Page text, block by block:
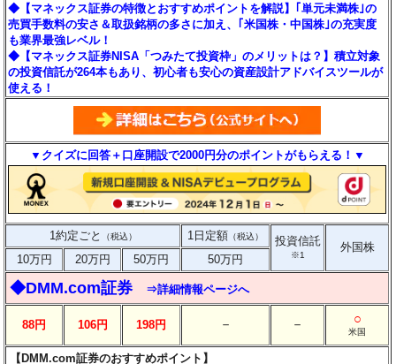
◆【マネックス証券の特徴とおすすめポイントを解説】｢単元未満株｣の
売買手数料の安さ＆取扱銘柄の多さに加え、｢米国株・中国株｣の充実度
も業界最強レベル！
◆【マネックス証券NISA「つみたて投資枠」のメリットは？】積立対象
の投資信託が264本もあり、初心者も安心の資産設計アドバイスツールが
使える！
▼クイズに回答＋口座開設で2000円分のポイントがもらえる！▼
1約定ごと （税込） 1日定額 （税込） 投資信託
※1
外国株
10万円
20万円 50万円 50万円
◆DMM.com証券 ⇒詳細情報ページへ
88円 106円 198円 － － ○
米国
【DMM.com証券のおすすめポイント】